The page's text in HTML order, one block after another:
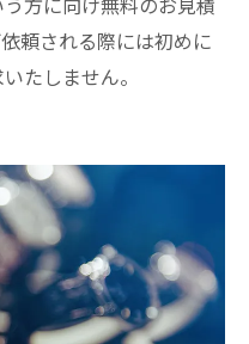
頼される際には初めに
たしません。